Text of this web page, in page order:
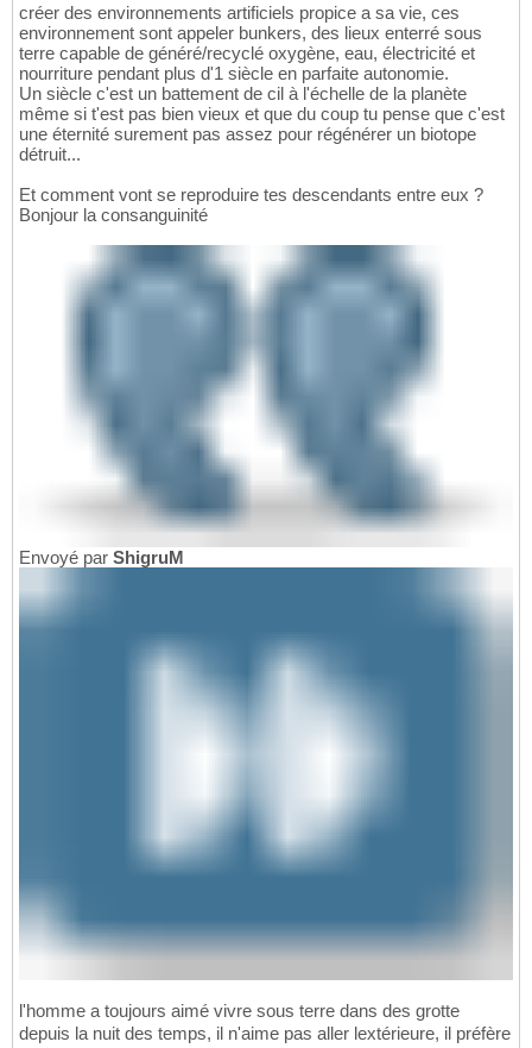
créer des environnements artificiels propice a sa vie, ces
environnement sont appeler bunkers, des lieux enterré sous
terre capable de généré/recyclé oxygène, eau, électricité et
nourriture pendant plus d'1 siècle en parfaite autonomie.
Un siècle c'est un battement de cil à l'échelle de la planète
même si t'est pas bien vieux et que du coup tu pense que c'est
une éternité surement pas assez pour régénérer un biotope
détruit...
Et comment vont se reproduire tes descendants entre eux ?
Bonjour la consanguinité
Envoyé par ShigruM
l'homme a toujours aimé vivre sous terre dans des grotte
depuis la nuit des temps, il n'aime pas aller lextérieure, il préfère